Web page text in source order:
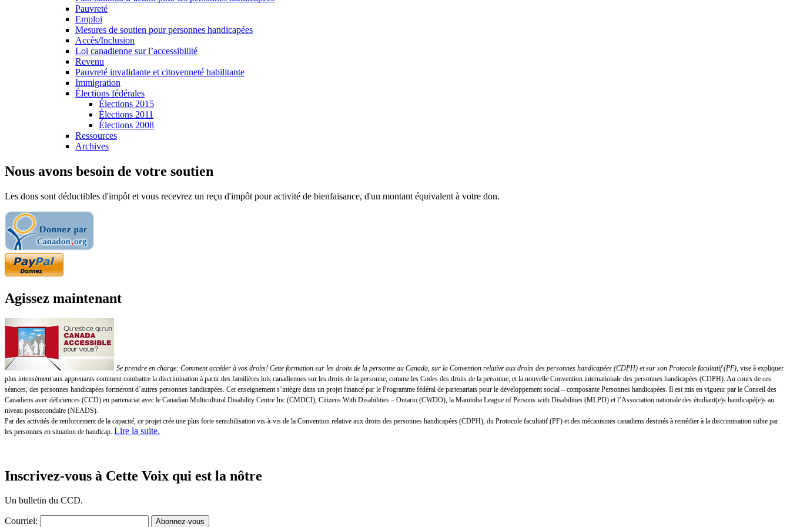
Pauvreté
Emploi
Mesures de soutien pour personnes handicapées
Accès/Inclusion
Loi canadienne sur l’accessibilité
Revenu
Pauvreté invalidante et citoyenneté habilitante
Immigration
Élections fédérales
Élections 2015
Élections 2011
Élections 2008
Ressources
Archives
Nous avons besoin de votre soutien
Les dons sont déductibles d'impôt et vous recevrez un reçu d'impôt pour activité de bienfaisance, d'un montant équivalent à votre don.
Agissez maintenant
Se prendre en charge: Comment accéder à vos droits! Cette formation sur les droits de la personne au Canada, sur la Convention relative aux droits des personnes handicapées (CDPH) et sur son Protocole facultatif (PF) , vise à expliquer
plus intensément aux apprenants comment combattre la discrimination à partir des familières lois canadiennes sur les droits de la personne, comme les Codes des droits de la personne, et la nouvelle Convention internationale des personnes handicapées (CDPH). Au cours de ces
séances, des personnes handicapées formeront d’autres personnes handicapées. Cet enseignement s’intègre dans un projet financé par le Programme fédéral de partenariats pour le développement social – composante Personnes handicapées. Il est mis en vigueur par le Conseil des
Canadiens avec déficiences (CCD) en partenariat avec le Canadian Multicultural Disability Centre Inc (CMDCI), Citizens With Disabilities – Ontario (CWDO), la Manitoba League of Persons with Disabilities (MLPD) et l’Association nationale des étudiant(e)s handicapé(e)s au
niveau postsecondaire (NEADS).
Par des activités de renforcement de la capacité, ce projet crée une plus forte sensibilisation vis-à-vis de la Convention relative aux droits des personnes handicapées (CDPH), du Protocole facultatif (PF) et des mécanismes canadiens destinés à remédier à la discrimination subie par
les personnes en situation de handicap. Lire la suite.
Inscrivez-vous à Cette Voix qui est la nôtre
Un bulletin du CCD.
Courriel: